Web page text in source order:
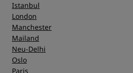
Istanbul
London
Manchester
Mailand
Neu-Delhi
Oslo
Paris